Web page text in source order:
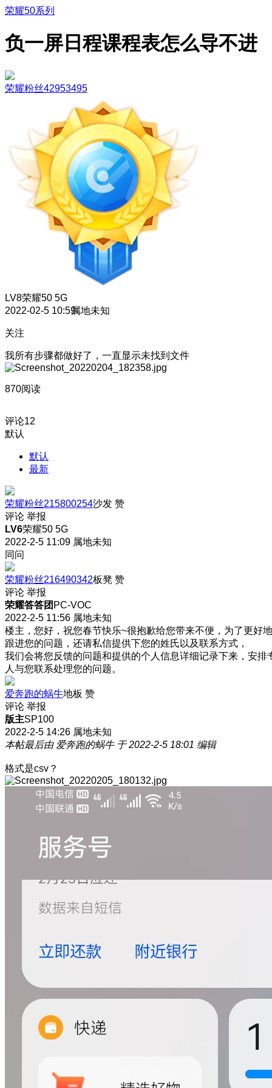
荣耀50系列
负一屏日程课程表怎么导不进
荣耀粉丝42953495
LV8荣耀50 5G
2022-02-5 10:59属地未知
关注
我所有步骤都做好了，一直显示未找到文件
870阅读
评论12
默认
默认
最新
荣耀粉丝215800254沙发 赞
评论 举报
LV6荣耀50 5G
2022-2-5 11:09 属地未知
同问
荣耀粉丝216490342板凳 赞
评论 举报
荣耀答答团 PC-VOC
2022-2-5 11:56 属地未知
楼主，您好，祝您春节快乐~很抱歉给您带来不便，为了更好地
跟进您的问题，还请私信提供下您的姓氏以及联系方式，
我们会将您反馈的问题和提供的个人信息详细记录下来，安排
人与您联系处理您的问题。
爱奔跑的蜗牛地板 赞
评论 举报
版主SP100
2022-2-5 14:26 属地未知
本帖最后由 爱奔跑的蜗牛 于 2022-2-5 18:01 编辑
格式是csv？